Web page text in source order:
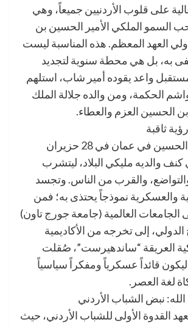
على قلوب الأردنيين جميعاً، وهي
السمو الملكي الأمير الحسين بن
ولي العهد المعظم. هذه المناسبة ليست
به، بل هي محطة سنوية لتجديد
واعد يقوده أمير شاب، استلهم
الحكمة، ومن والده جلالة الملك
ابن الحسين العزم والعطاء.
ثاقبة
ولد سمو الأمير الحسين في عمان في 28 حزيران
في كنف والديه مليكي البلاد، ليتشرب
والتواضع، والقرب من الناس. وتجسد
والعسكرية نموذجاً يحتذى به؛ فمن
العالمية (جامعة جورج تاون)
إلى تخرجه من الأكاديمية
العريقة “ساندهيرست”، صُقلت
قائداً عسكرياً ومفكراً سياسياً
لغة العصر.
نبض الشباب الأردني
القدوة الأولى للشباب الأردني، حيث